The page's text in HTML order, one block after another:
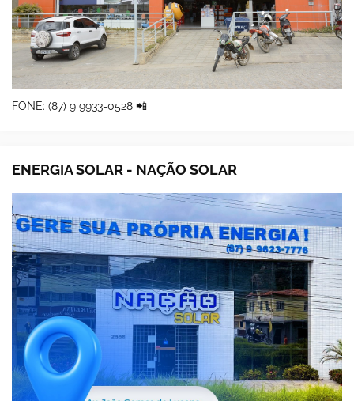
FONE: (87) 9 9933-0528 📲
ENERGIA SOLAR - NAÇÃO SOLAR